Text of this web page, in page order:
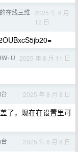
在线三维 2025 年 8 月
12 日
2025 年 8 月 11 日
2025 年 8 月 8 日
了，现在在设置里可
2025 年 8 月 8 日